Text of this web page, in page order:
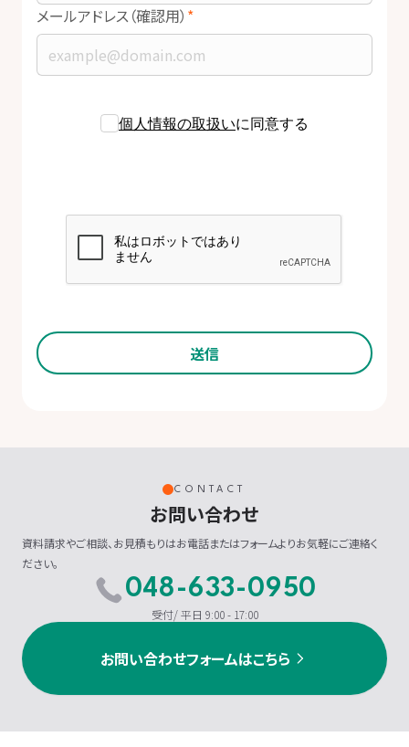
メールアドレス（確認用）
個人情報の取扱いに同意する
CONTACT
お問い合わせ
資料請求やご相談、お見積もりはお電話またはフォームよりお気軽にご連絡く
ださい。
048-633-0950
受付/ 平日 9:00 - 17:00
お問い合わせフォームはこちら